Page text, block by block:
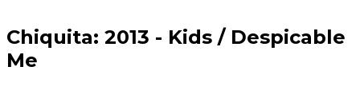
Chiquita: 2013 - Kids / Despicable
Me